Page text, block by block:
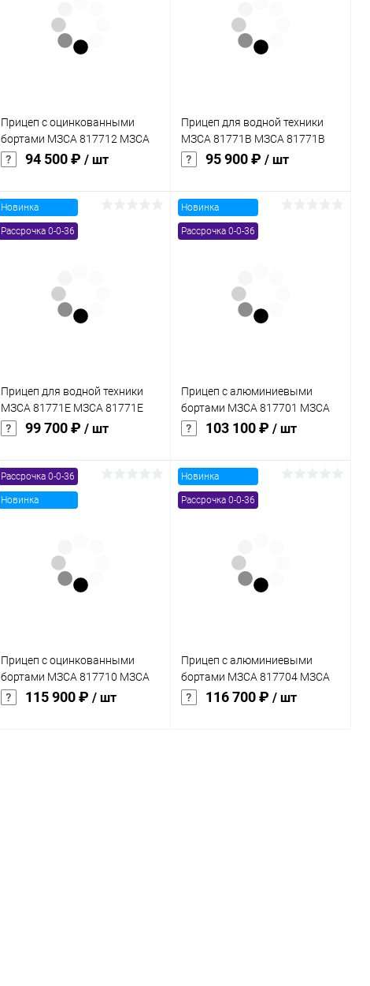
В избранное В избранное
Прицеп с оцинкованными
бортами МЗСА 817712 МЗСА
817712 022
94 500 ₽ / шт
В корзину
В избранное
Прицеп для водной техники
МЗСА 81771B МЗСА 81771B
103
95 900 ₽ / шт
В корзину
В избранное
Новинка
Рассрочка 0-0-36
Прицеп для водной техники
МЗСА 81771E МЗСА 81771E
103
99 700 ₽ / шт
В корзину
В избранное
Новинка
Рассрочка 0-0-36
Прицеп с алюминиевыми
бортами МЗСА 817701 МЗСА
817701 032
103 100 ₽ / шт
В корзину
В избранное
Рассрочка 0-0-36
Новинка
Прицеп с оцинкованными
бортами МЗСА 817710 МЗСА
817710 026
115 900 ₽ / шт
Новинка
Рассрочка 0-0-36
Прицеп с алюминиевыми
бортами МЗСА 817704 МЗСА
817704 032
116 700 ₽ / шт